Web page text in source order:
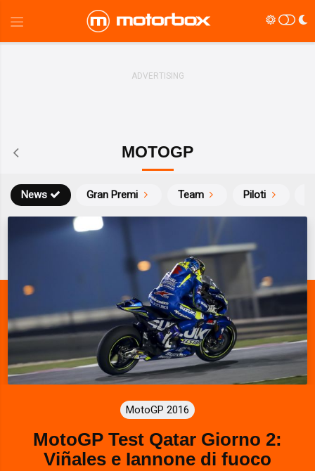
MOTOGP
News Gran Premi Team Piloti
MotoGP 2016
MotoGP Test Qatar Giorno 2:
Viñales e Iannone di fuoco